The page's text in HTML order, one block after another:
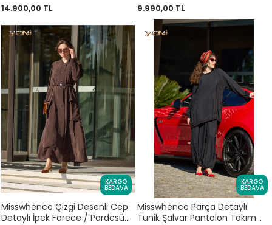
14.900,00 TL
9.990,00 TL
KARGO
BEDAVA
Misswhence Çizgi Desenli Cep
Detaylı İpek Farece / Pardesü
KARGO
BEDAVA
Misswhence Parça Detaylı
Tunik Şalvar Pantolon Takım